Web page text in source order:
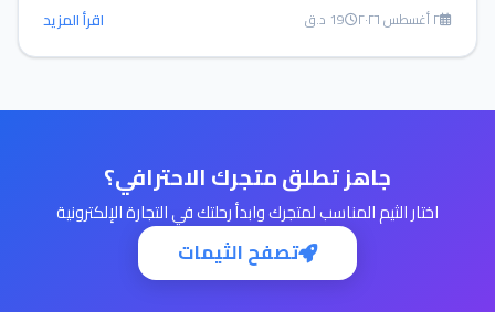
٢ أغسطس ٢٠٢٦ 19 د.ق اقرأ المزيد
جاهز تطلق متجرك الاحترافي؟
اختار الثيم المناسب لمتجرك وابدأ رحلتك في التجارة الإلكترونية
تصفح الثيمات